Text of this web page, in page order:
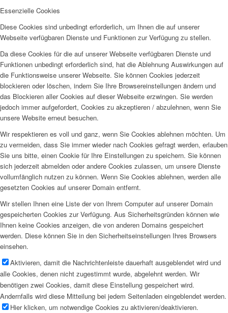
Essenzielle Cookies
Diese Cookies sind unbedingt erforderlich, um Ihnen die auf unserer
Webseite verfügbaren Dienste und Funktionen zur Verfügung zu stellen.
Da diese Cookies für die auf unserer Webseite verfügbaren Dienste und
Funktionen unbedingt erforderlich sind, hat die Ablehnung Auswirkungen auf
die Funktionsweise unserer Webseite. Sie können Cookies jederzeit
blockieren oder löschen, indem Sie Ihre Browsereinstellungen ändern und
das Blockieren aller Cookies auf dieser Webseite erzwingen. Sie werden
jedoch immer aufgefordert, Cookies zu akzeptieren / abzulehnen, wenn Sie
unsere Website erneut besuchen.
Wir respektieren es voll und ganz, wenn Sie Cookies ablehnen möchten. Um
zu vermeiden, dass Sie immer wieder nach Cookies gefragt werden, erlauben
Sie uns bitte, einen Cookie für Ihre Einstellungen zu speichern. Sie können
sich jederzeit abmelden oder andere Cookies zulassen, um unsere Dienste
vollumfänglich nutzen zu können. Wenn Sie Cookies ablehnen, werden alle
gesetzten Cookies auf unserer Domain entfernt.
Wir stellen Ihnen eine Liste der von Ihrem Computer auf unserer Domain
gespeicherten Cookies zur Verfügung. Aus Sicherheitsgründen können wie
Ihnen keine Cookies anzeigen, die von anderen Domains gespeichert
werden. Diese können Sie in den Sicherheitseinstellungen Ihres Browsers
einsehen.
Aktivieren, damit die Nachrichtenleiste dauerhaft ausgeblendet wird und
alle Cookies, denen nicht zugestimmt wurde, abgelehnt werden. Wir
benötigen zwei Cookies, damit diese Einstellung gespeichert wird.
Andernfalls wird diese Mitteilung bei jedem Seitenladen eingeblendet werden.
Hier klicken, um notwendige Cookies zu aktivieren/deaktivieren.